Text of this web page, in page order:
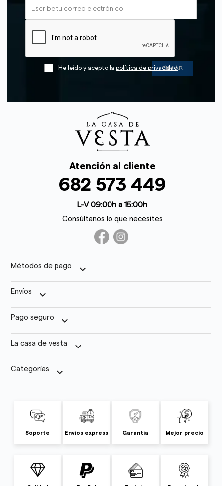
He leído y acepto la política de privacidad
Atención al cliente
682 573 449
L-V 09:00h a 15:00h
Consúltanos lo que necesites
Métodos de pago keyboard_arrow_down
Envíos keyboard_arrow_down
Pago seguro keyboard_arrow_down
La casa de vesta keyboard_arrow_down
Categorías keyboard_arrow_down
Soporte Envíos express Garantía Mejor precio